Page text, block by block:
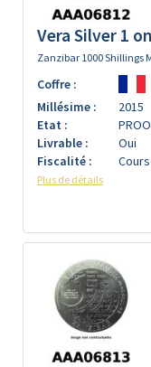
Vera Silver 1
Zanzibar 1000 Shillings
Coffre :
Millésime :
2015
Etat :
Livrable :
Oui
Fiscalité :
Plus de détails